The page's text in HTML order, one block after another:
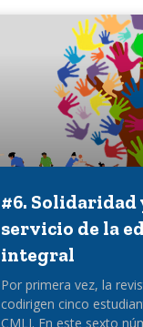
#6. Solidaridad
servicio de la
integral
Por primera vez, la
codirigen cinco
CMLI. En este sexto